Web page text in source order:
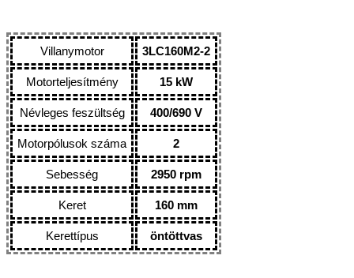
Villanymotor 3LC160M2-2
Motorteljesítmény 15 kW
Névleges feszültség 400/690 V
Motorpólusok száma 2
Sebesség 2950 rpm
Keret 160 mm
Kerettípus öntöttvas